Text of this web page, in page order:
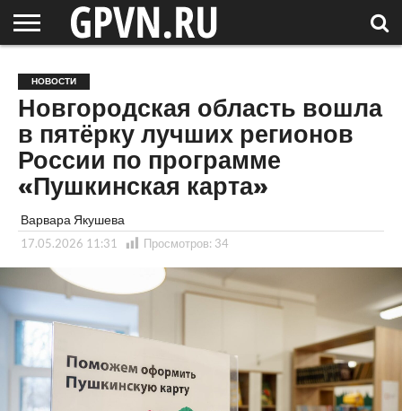
ОБЛАСТЬ
НОВОСТИ
СОСЕДЕЙ
РОССИЯ
/ МИР
СПЕЦПРОЕКТЫ
БЛОГ
СТАТЬИ
ФОТОРЕПОРТАЖИ
ИНТЕРВЬЮ
ОБЪЕКТЫ
ПОДБОРКИ
НОВОСТИ
Новгородская область вошла
в пятёрку лучших регионов
России по программе
«Пушкинская карта»
Варвара Якушева
17.05.2026 11:31 Просмотров: 34